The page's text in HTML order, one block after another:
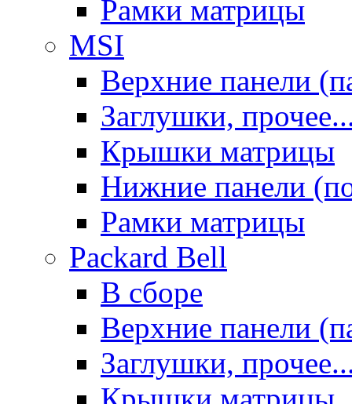
Рамки матрицы
MSI
Верхние панели
Заглушки,
Крышки матрицы
Нижние панели
Рамки матрицы
Packard Bell
В сборе
Верхние панели
Заглушки,